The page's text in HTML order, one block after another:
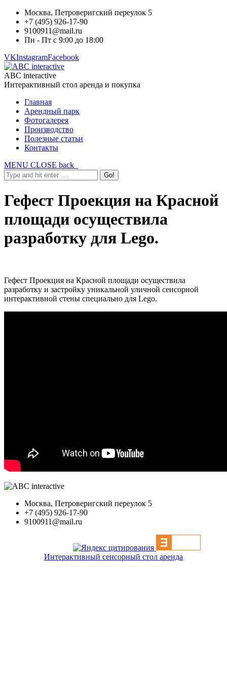
Москва, Петроверигский переулок 5
+7 (495) 926-17-90
9100911@mail.ru
Пн - Пт с 9:00 до 18:00
VKInstagramFacebook
ABC interactive
Интерактивный стол аренда и покупка
Главная
Арендный парк
Фотогалерея
Производство
Полезные статьи
Контакты
MENU CLOSE back
Гефест Проекция на Красной
площади осуществила
разработку для Lego.
Гефест Проекция на Красной площади осуществила
разработку и застройку уникальной уличной сенсорной
интерактивной стены специально для Lego.
Москва, Петроверигский переулок 5
+7 (495) 926-17-90
9100911@mail.ru
Интерактивный сенсорный стол аренда